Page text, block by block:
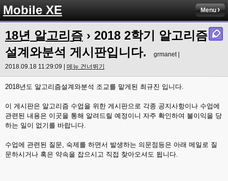
Mobile XE Menu
18년 알고리즘 › 2018 2학기 알고리즘
설계와분석 게시판입니다.
grmanet |
2018.09.18 11:29:09 | 메뉴 건너뛰기
2018년도 알고리즘설계와분석 조교를 맡게된 최규진 입니다.
이 게시판은 알고리즘 수업을 위한 게시판으로 각종 공지사항이나 수업에
관련된 내용은 이곳을 통해 알려드릴 예정이니 자주 확인하여 불이익을 당
하는 일이 없기를 바랍니다.
수업에 관련된 질문, 숙제를 하면서 발생하는 의문점등은 아래 메일로 질
문하시거나 혹은 약속을 잡으시고 직접 찾아오셔도 됩니다.